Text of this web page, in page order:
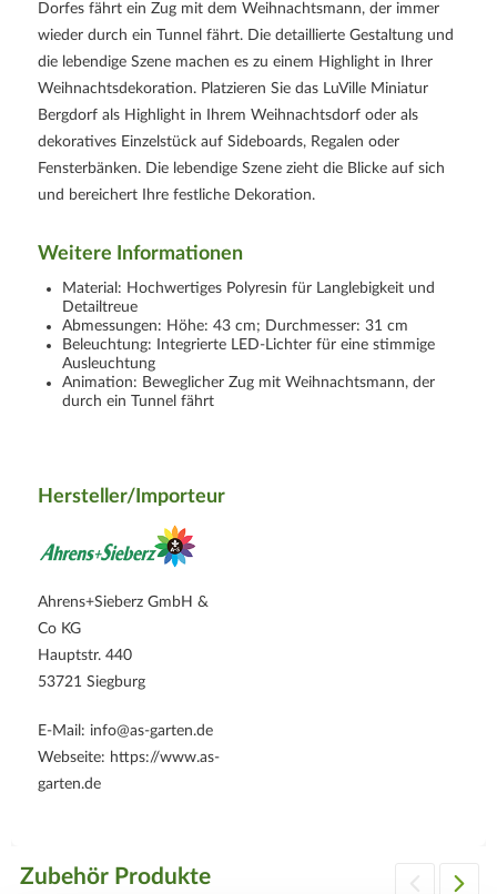
Dorfes fährt ein Zug mit dem Weihnachtsmann, der immer
wieder durch ein Tunnel fährt. Die detaillierte Gestaltung und
die lebendige Szene machen es zu einem Highlight in Ihrer
Weihnachtsdekoration. Platzieren Sie das LuVille Miniatur
Bergdorf als Highlight in Ihrem Weihnachtsdorf oder als
dekoratives Einzelstück auf Sideboards, Regalen oder
Fensterbänken. Die lebendige Szene zieht die Blicke auf sich
und bereichert Ihre festliche Dekoration.
Weitere Informationen
Material: Hochwertiges Polyresin für Langlebigkeit und
Detailtreue
Abmessungen: Höhe: 43 cm; Durchmesser: 31 cm
Beleuchtung: Integrierte LED-Lichter für eine stimmige
Ausleuchtung
Animation: Beweglicher Zug mit Weihnachtsmann, der
durch ein Tunnel fährt
Hersteller/Importeur
Ahrens+Sieberz GmbH &
Co KG
Hauptstr. 440
53721 Siegburg
E-Mail: info@as-garten.de
Webseite: https://www.as-
garten.de
Zubehör Produkte